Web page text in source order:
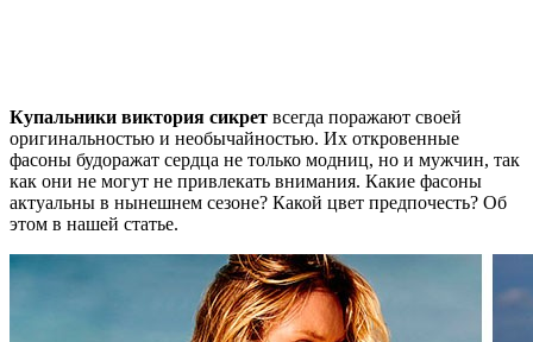
Купальники виктория сикрет всегда поражают своей
оригинальностью и необычайностью. Их откровенные
фасоны будоражат сердца не только модниц, но и мужчин, так
как они не могут не привлекать внимания. Какие фасоны
актуальны в нынешнем сезоне? Какой цвет предпочесть? Об
этом в нашей статье.